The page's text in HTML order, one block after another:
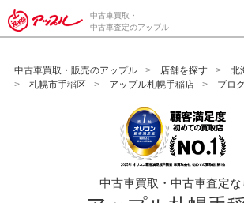
/*ABテスト_新規査定フォームの為のCVボ
中古車買取・
中古車査定のアップル
中古車買取・販売のアップル 店舗を探す
北
札幌市手稲区
アップル札幌手稲店 ブロ
中古車買取・中古車査定な